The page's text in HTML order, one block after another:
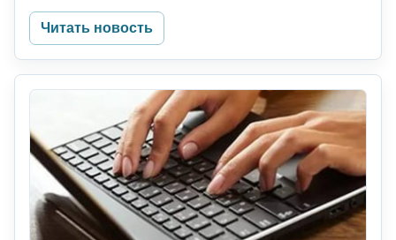
Читать новость